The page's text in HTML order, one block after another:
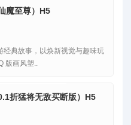
魔至尊）H5
经典故事，以焕新视觉与趣味玩
版画风塑..
折猛将无敌买断版）H5